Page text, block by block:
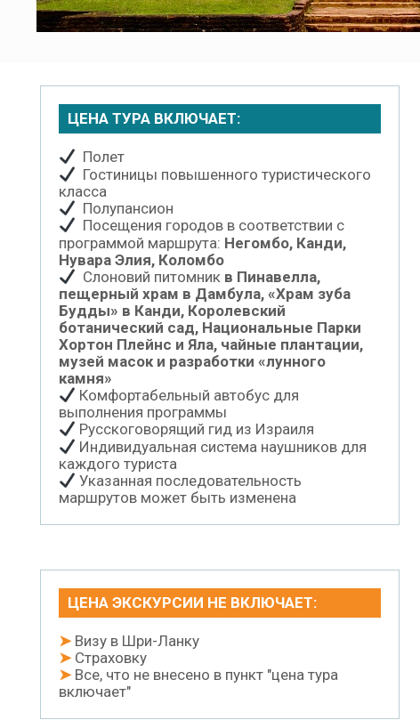
ЦЕНА ТУРА ВКЛЮЧАЕТ:
Полет
Гостиницы повышенного туристического
класса
Полупансион
Посещения городов в соответствии с
программой маршрута: Негомбо, Канди,
Нувара Элия, Коломбо
Слоновий питомник в Пинавелла,
пещерный храм в Дамбула, «Храм зуба
Будды» в Канди, Королевский
ботанический сад, Национальные Парки
Хортон Плейнс и Яла, чайные плантации,
музей масок и разработки «лунного
камня»
Комфортабельный автобус для
выполнения программы
Русскоговорящий гид из Израиля
Индивидуальная система наушников для
каждого туриста
Указанная последовательность
маршрутов может быть изменена
ЦЕНА ЭКСКУРСИИ НЕ ВКЛЮЧАЕТ:
➤Визу в Шри-Ланку
➤Страховку
➤Все, что не внесено в пункт "цена тура
включает"